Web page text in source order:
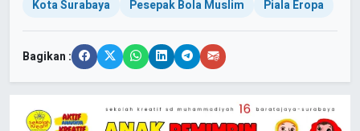
Kota Surabaya Pesepak Bola Muslim Piala Eropa
Bagikan :